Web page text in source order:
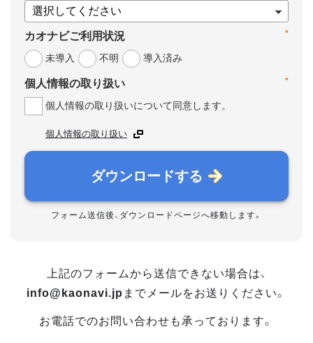
*
カオナビご利用状況
未導入
不明 導入済み
*
個人情報の取り扱い
個人情報の取り扱いについて同意します。
個人情報の取り扱い
ダウンロードする
フォーム送信後、ダウンロードページへ移動します。
上記のフォームから送信できない場合は、
info@kaonavi.jp までメールをお送りください。
お電話でのお問い合わせも承っております。